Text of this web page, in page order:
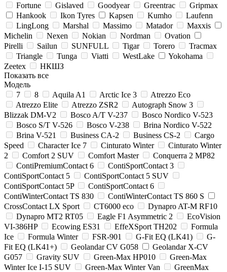
Fortune
Gislaved Goodyear Greentrac
Gripmax
Hankook
Ikon Tyres Kapsen Kumho
Laufenn
LingLong
Marshal Massimo Matador
Maxxis
Michelin
Nexen Nokian Nordman
Ovation
Pirelli
Sailun SUNFULL Tigar Torero
Tracmax
Triangle
Tunga Viatti WestLake
Yokohama
Zeetex
НКШЗ
Показать все
Модель
7
8 Aquila A1 Arctic Ice 3
Atrezzo Eco
Atrezzo Elite
Atrezzo ZSR2
Autograph Snow 3
Blizzak DM-V2
Bosco A/T V-237
Bosco Nordico V-523
Bosco S/T V-526
Bosco V-238
Brina Nordico V-522
Brina V-521
Business CA-2 Business CS-2
Cargo
Speed
Character Ice 7 Cinturato Winter
Cinturato Winter
2
Comfort 2 SUV Comfort Master
Conquerra 2 MP82
ContiPremiumContact 6
ContiSportContact 3
ContiSportContact 5
ContiSportContact 5 SUV
ContiSportContact 5P
ContiSportContact 6
ContiWinterContact TS 830
ContiWinterContact TS 860 S
CrossContact LX Sport
CT6000 eco
Dynapro AT-M RF10
Dynapro MT2 RT05
Eagle F1 Asymmetric 2
EcoVision
VI-386HP
Ecowing ES31 EffeXSport TH202
Formula
Ice
Formula Winter FSR-901 G-Fit EQ (LK41)
G-
Fit EQ (LK41+)
Geolandar CV G058
Geolandar X-CV
G057
Gravity SUV Green-Max HP010
Green-Max
Winter Ice I-15 SUV
Green-Max Winter Van
GreenMax